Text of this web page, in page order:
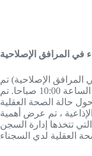
في المرافق الإصلاحية
الإصلاحية) تم
بثه على إذاعة دهوك بتاريخ 26/سبتمبر/2023 الساعة 10:00 صباحا. تم
حالة الصحة العقلية
، تم عرض أهمية
تتخذها إدارة السجن